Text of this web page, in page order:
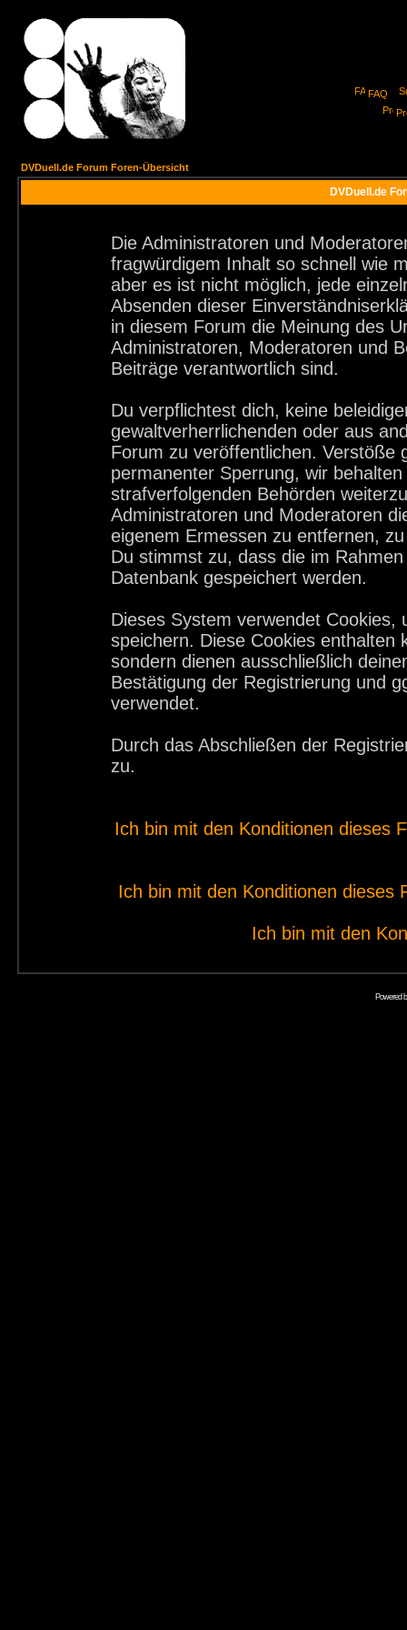
FAQ
DVDuell.de Forum Foren-Übersicht
DVDuell.de
Die Administratoren und
fragwürdigem Inhalt so schnell wie
aber es ist nicht möglich, jede
Absenden dieser
in diesem Forum die Meinung des
Administratoren, Moderatoren und
Beiträge verantwortlich sind.
Du verpflichtest dich, keine
gewaltverherrlichenden oder aus
Forum zu veröffentlichen. Verstöße
permanenter Sperrung, wir
strafverfolgenden Behörden
Administratoren und Moderatoren
eigenem Ermessen zu entfernen,
Du stimmst zu, dass die im
Datenbank gespeichert werden.
Dieses System verwendet
speichern. Diese Cookies enthalten
sondern dienen ausschließlich
Bestätigung der Registrierung und
verwendet.
Durch das Abschließen der
zu.
Ich bin mit den Konditionen dieses
Ich bin mit den Konditionen dieses
Ich bin mit den
Powered